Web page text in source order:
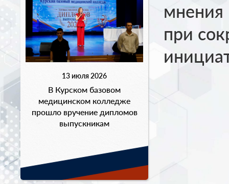
13 июля 2026
В Курском базовом
медицинском колледже
прошло вручение дипломов
выпускникам
мнения
при